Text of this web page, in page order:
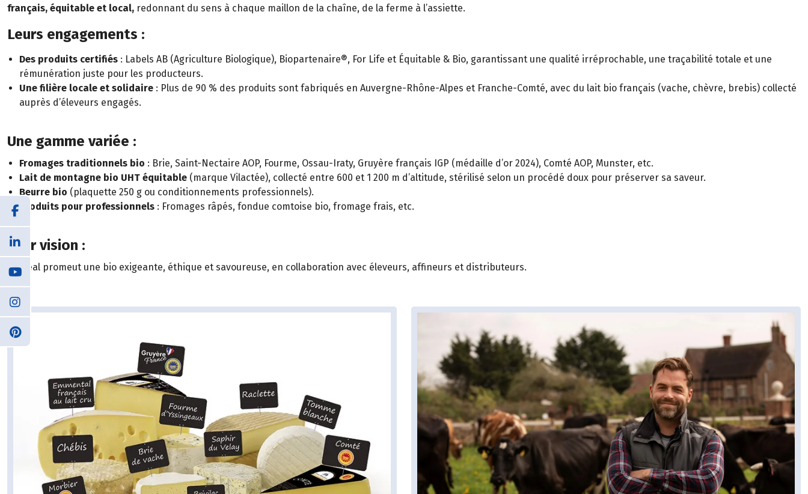
français, équitable et local, redonnant du sens à chaque maillon de la chaîne, de la ferme à l’assiette.
Leurs engagements :
Des produits certifiés : Labels AB (Agriculture Biologique), Biopartenaire®, For Life et Équitable & Bio, garantissant une qualité irréprochable, une traçabilité totale et une
rémunération juste pour les producteurs.
Une filière locale et solidaire : Plus de 90 % des produits sont fabriqués en Auvergne-Rhône-Alpes et Franche-Comté, avec du lait bio français (vache, chèvre, brebis) collecté
auprès d’éleveurs engagés.
Une gamme variée :
Fromages traditionnels bio : Brie, Saint-Nectaire AOP, Fourme, Ossau-Iraty, Gruyère français IGP (médaille d’or 2024), Comté AOP, Munster, etc.
Lait de montagne bio UHT équitable (marque Vilactée), collecté entre 600 et 1 200 m d’altitude, stérilisé selon un procédé doux pour préserver sa saveur.
Beurre bio (plaquette 250 g ou conditionnements professionnels).
Produits pour professionnels : Fromages râpés, fondue comtoise bio, fromage frais, etc.
Leur vision :
Biodéal promeut une bio exigeante, éthique et savoureuse, en collaboration avec éleveurs, affineurs et distributeurs.